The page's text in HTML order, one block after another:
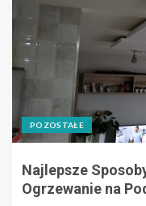
POZOSTAŁE
Najlepsze
Ogrzewanie na